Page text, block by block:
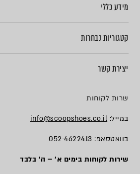
מידע כללי
קטגוריות נבחרות
יצירת קשר
שרות לקוחות
במייל: info@scoopshoes.co.il
בוואטסאפ: 052-4622413
שירות לקוחות בימים א׳ – ה׳ בלבד